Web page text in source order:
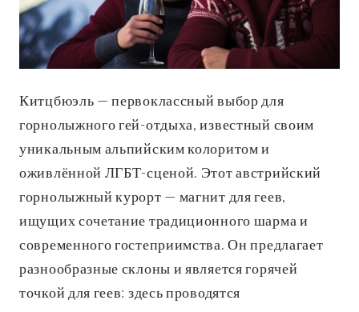
Китцбюэль — первоклассный выбор для
горнолыжного гей-отдыха, известный своим
уникальным альпийским колоритом и
оживлённой ЛГБТ-сценой. Этот австрийский
горнолыжный курорт — магнит для геев,
ищущих сочетание традиционного шарма и
современного гостеприимства. Он предлагает
разнообразные склоны и является горячей
точкой для геев: здесь проводятся